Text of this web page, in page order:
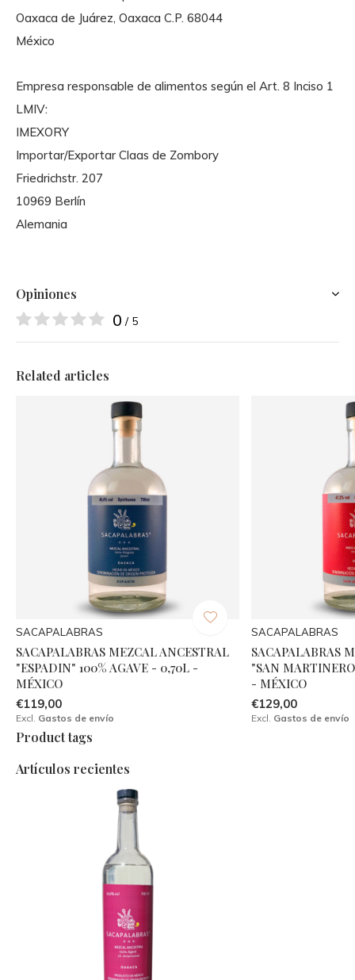
Oaxaca de Juárez, Oaxaca C.P. 68044
México
Empresa responsable de alimentos según el Art. 8 Inciso 1
LMIV:
IMEXORY
Importar/Exportar Claas de Zombory
Friedrichstr. 207
10969 Berlín
Alemania
Opiniones
0 / 5
Related articles
SACAPALABRAS
SACAPALABRAS MEZCAL ANCESTRAL
"ESPADIN" 100% AGAVE - 0,70L -
MÉXICO
€119,00
Excl. Gastos de envío
SACAPALABRAS
SACAPALABRAS
"SAN
- MÉXICO
€129,00
Excl. Gastos de envío
Product tags
Artículos recientes